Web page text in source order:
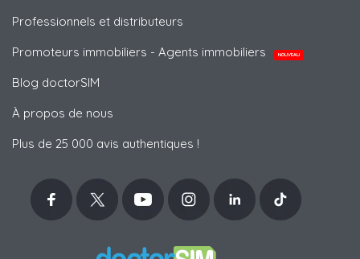
Professionnels et distributeurs
Promoteurs immobiliers - Agents immobiliers
NOUVEAU
Blog doctorSIM
À propos de nous
Plus de 25 000 avis authentiques !